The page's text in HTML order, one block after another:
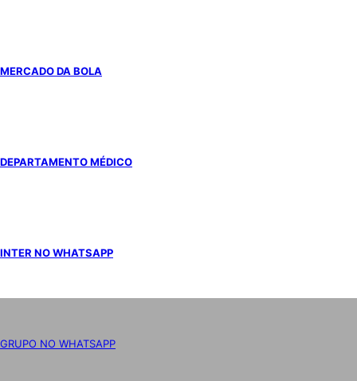
MERCADO DA BOLA
DEPARTAMENTO MÉDICO
INTER NO WHATSAPP
GRUPO NO WHATSAPP